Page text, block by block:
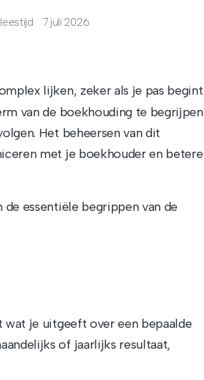
7 juli 2026
lijken, zeker als je pas begint
van de boekhouding te begrijpen
Het beheersen van dit
met je boekhouder en betere
essentiële begrippen van de
je uitgeeft over een bepaalde
of jaarlijks resultaat,